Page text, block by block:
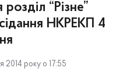
“Різне”
НКРЕКП 4
2014 року о 17:55